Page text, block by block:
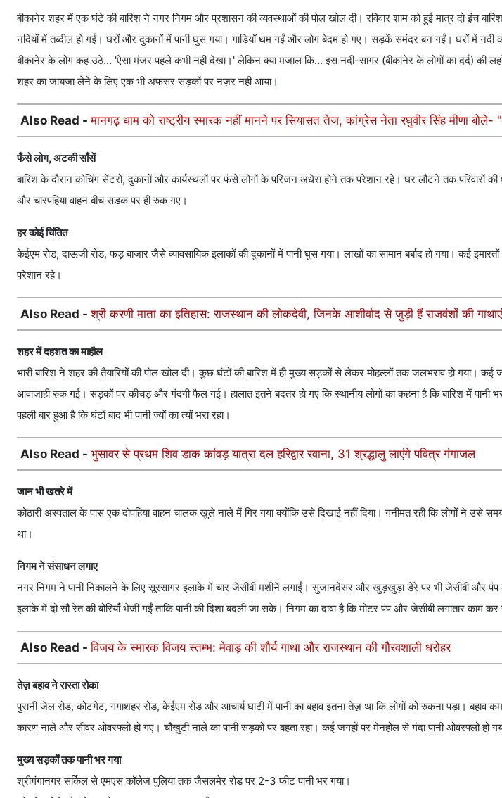
बीकानेर शहर में एक घंटे की बारिश ने नगर निगम और प्रशासन की व्यवस्थाओं की पोल खोल दी। रविवार शाम को हुई मात्र दो इंच
नदियों में तब्दील हो गईं। घरों और दुकानों में पानी घुस गया। गाड़ियाँ थम गईं और लोग बेदम हो गए। सड़कें समंदर बन गईं। घरों में नदी
बीकानेर के लोग कह उठे... 'ऐसा मंजर पहले कभी नहीं देखा।' लेकिन क्या मजाल कि... इस नदी-सागर (बीकानेर के लोगों का दर्द) की
शहर का जायजा लेने के लिए एक भी अफसर सड़कों पर नज़र नहीं आया।
Also Read -मानगढ़ धाम को राष्ट्रीय स्मारक नहीं मानने पर सियासत तेज, कांग्रेस नेता रघुवीर सिंह मीणा बोले-
फँसे लोग, अटकी साँसें
बारिश के दौरान कोचिंग सेंटरों, दुकानों और कार्यस्थलों पर फंसे लोगों के परिजन अंधेरा होने तक परेशान रहे। घर लौटने तक परिवारों
और चारपहिया वाहन बीच सड़क पर ही रुक गए।
हर कोई चिंतित
केईएम रोड, दाऊजी रोड, फड़ बाजार जैसे व्यावसायिक इलाकों की दुकानों में पानी घुस गया। लाखों का सामान बर्बाद हो गया। कई
परेशान रहे।
Also Read -श्री करणी माता का इतिहास: राजस्थान की लोकदेवी, जिनके आशीर्वाद से जुड़ी हैं राजवंशों की गाथाएं
शहर में दहशत का माहौल
भारी बारिश ने शहर की तैयारियों की पोल खोल दी। कुछ घंटों की बारिश में ही मुख्य सड़कों से लेकर मोहल्लों तक जलभराव हो गया। कई
आवाजाही रुक गई। सड़कों पर कीचड़ और गंदगी फैल गई। हालात इतने बदतर हो गए कि स्थानीय लोगों का कहना है कि बारिश में पानी
पहली बार हुआ है कि घंटों बाद भी पानी ज्यों का त्यों भरा रहा।
Also Read - भुसावर से प्रथम शिव डाक कांवड़ यात्रा दल हरिद्वार रवाना, 31 श्रद्धालु लाएंगे पवित्र गंगाजल
जान भी खतरे में
कोठारी अस्पताल के पास एक दोपहिया वाहन चालक खुले नाले में गिर गया क्योंकि उसे दिखाई नहीं दिया। गनीमत रही कि लोगों ने उसे
था।
निगम ने संसाधन लगाए
नगर निगम ने पानी निकालने के लिए सूरसागर इलाके में चार जेसीबी मशीनें लगाईं। सुजानदेसर और खुड़खुड़ा डेरे पर भी जेसीबी और पंप
इलाके में दो सौ रेत की बोरियाँ भेजी गईं ताकि पानी की दिशा बदली जा सके। निगम का दावा है कि मोटर पंप और जेसीबी लगातार काम कर
Also Read -विजय के स्मारक विजय स्तम्भ: मेवाड़ की शौर्य गाथा और राजस्थान की गौरवशाली धरोहर
तेज़ बहाव ने रास्ता रोका
पुरानी जेल रोड, कोटगेट, गंगाशहर रोड, केईएम रोड और आचार्य घाटी में पानी का बहाव इतना तेज़ था कि लोगों को रुकना पड़ा। बहाव
कारण नाले और सीवर ओवरफ्लो हो गए। चौंखुटी नाले का पानी सड़कों पर बहता रहा। कई जगहों पर मेनहोल से गंदा पानी ओवरफ्लो हो
मुख्य सड़कों तक पानी भर गया
श्रीगंगानगर सर्किल से एमएस कॉलेज पुलिया तक जैसलमेर रोड पर 2-3 फीट पानी भर गया।